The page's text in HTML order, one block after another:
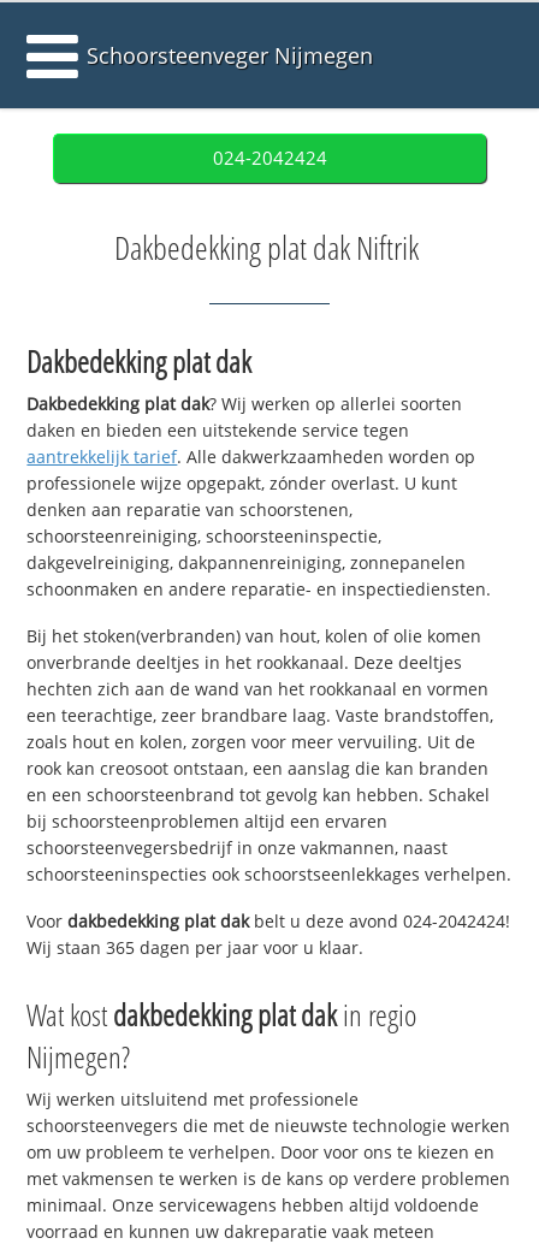
Schoorsteenveger Nijmegen
024-2042424
Dakbedekking plat dak Niftrik
Dakbedekking plat dak
Dakbedekking plat dak? Wij werken op allerlei soorten
daken en bieden een uitstekende service tegen
aantrekkelijk tarief. Alle dakwerkzaamheden worden op
professionele wijze opgepakt, zónder overlast. U kunt
denken aan reparatie van schoorstenen,
schoorsteenreiniging, schoorsteeninspectie,
dakgevelreiniging, dakpannenreiniging, zonnepanelen
schoonmaken en andere reparatie- en inspectiediensten.
Bij het stoken(verbranden) van hout, kolen of olie komen
onverbrande deeltjes in het rookkanaal. Deze deeltjes
hechten zich aan de wand van het rookkanaal en vormen
een teerachtige, zeer brandbare laag. Vaste brandstoffen,
zoals hout en kolen, zorgen voor meer vervuiling. Uit de
rook kan creosoot ontstaan, een aanslag die kan branden
en een schoorsteenbrand tot gevolg kan hebben. Schakel
bij schoorsteenproblemen altijd een ervaren
schoorsteenvegersbedrijf in onze vakmannen, naast
schoorsteeninspecties ook schoorstseenlekkages verhelpen.
Voordakbedekking plat dakbelt u deze avond 024-2042424!
Wij staan 365 dagen per jaar voor u klaar.
Wat kostdakbedekking plat dakin regio
Nijmegen?
Wij werken uitsluitend met professionele
schoorsteenvegers die met de nieuwste technologie werken
om uw probleem te verhelpen. Door voor ons te kiezen en
met vakmensen te werken is de kans op verdere problemen
minimaal. Onze servicewagens hebben altijd voldoende
voorraad en kunnen uw dakreparatie vaak meteen